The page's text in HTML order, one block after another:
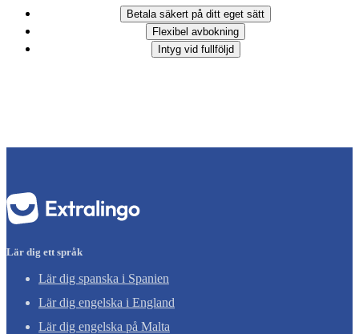
Betala säkert på ditt eget sätt
Flexibel avbokning
Intyg vid fullföljd
Lär dig ett språk
Lär dig spanska i Spanien
Lär dig engelska i England
Lär dig engelska på Malta